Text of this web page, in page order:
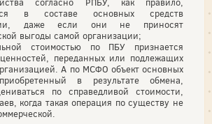
согласно РПБУ, как правило,
в составе основных средств
даже если они не приносят
выгоды самой организации;
стоимостью по ПБУ признается
переданных или подлежащих
А по МСФО объект основных
в результате обмена,
по справедливой стоимости,
когда такая операция по существу не